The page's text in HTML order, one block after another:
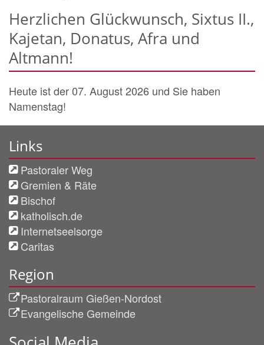
Herzlichen Glückwunsch, Sixtus II.,
Kajetan, Donatus, Afra und
Altmann!
Heute ist der 07. August 2026 und Sie haben
Namenstag!
Links
Pastoraler Weg
Gremien & Räte
Bischof
katholisch.de
Internetseelsorge
Caritas
Region
Pastoralraum Gießen-Nordost
Evangelische Gemeinde